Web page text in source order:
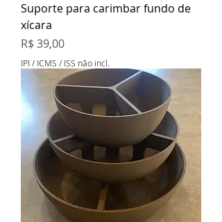
Suporte para carimbar fundo de
xícara
Preço
R$ 39,00
IPI / ICMS / ISS não incl.